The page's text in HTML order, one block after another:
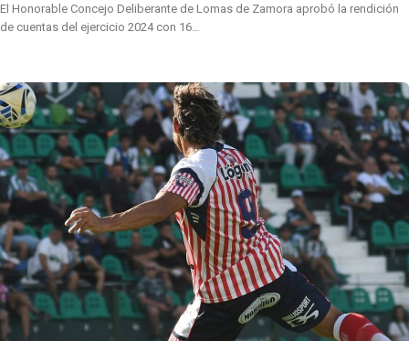
El Honorable Concejo Deliberante de Lomas de Zamora aprobó la rendición
de cuentas del ejercicio 2024 con 16…